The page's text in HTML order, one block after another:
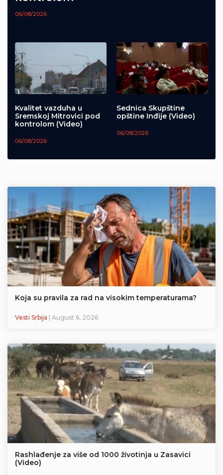
06/08/2026
Kvalitet vazduha u
Sremskoj Mitrovici pod
kontrolom (Video)
06/08/2026
Sednica Skupštine
opštine Inđije (Video)
06/08/2026
Koja su pravila za rad na visokim temperaturama?
Vesti Srbija | August 6, 2026
Rashlađenje za više od 1000 životinja u Zasavici
(Video)